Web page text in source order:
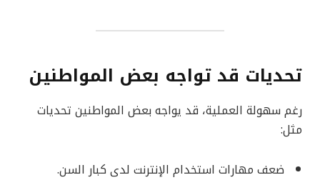
تحديات قد تواجه بعض المواطنين
رغم سهولة العملية، قد يواجه بعض المواطنين تحديات
مثل:
ضعف مهارات استخدام الإنترنت لدى كبار السن.